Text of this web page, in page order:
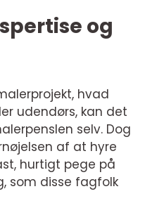
og
hvad
udendørs, kan det
selv. Dog
af at hyre
hurtigt pege på
som disse fagfolk